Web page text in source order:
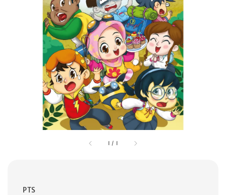
1 / 1
PTS